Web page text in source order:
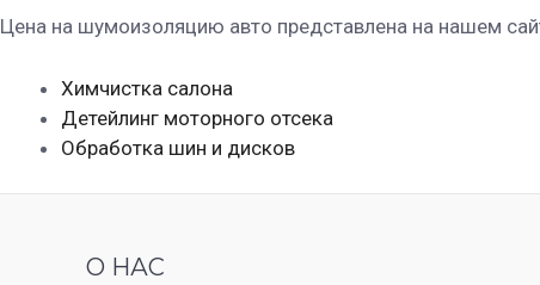
Цена на шумоизоляцию авто представлена на нашем
Химчистка салона
Детейлинг моторного отсека
Обработка шин и дисков
О НАС